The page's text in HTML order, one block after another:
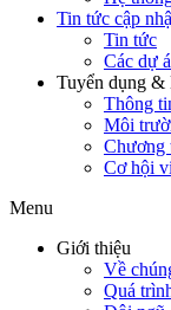
Tin tức cập
Tin tức
Các dự
Tuyển dụng &
Thông
Môi
Chương
Cơ hội
Menu
Giới thiệu
Về
Quá